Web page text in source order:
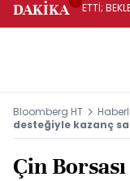
DAKİKA
ETTİ;
Bloomberg HT
desteğiyle kazanç
Çin